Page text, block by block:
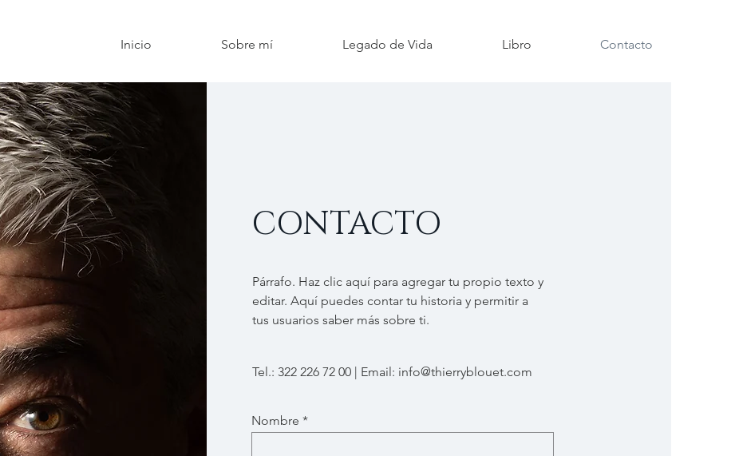
Inicio Sobre mí Legado de Vida Libro Contacto
CONTACTO
Párrafo. Haz clic aquí para agregar tu propio texto y
editar. Aquí puedes contar tu historia y permitir a
tus usuarios saber más sobre ti.
Tel.: 322 226 72 00 | Email: info@thierryblouet.com
Nombre